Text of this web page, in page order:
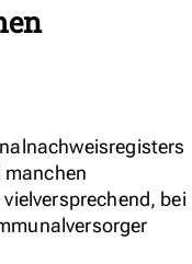
manchen
bei